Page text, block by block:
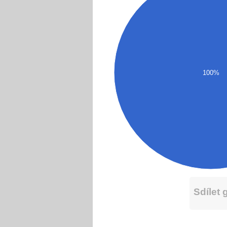
100%
Sdílet